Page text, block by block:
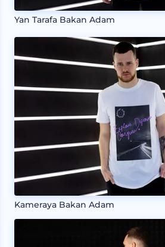
Yan Tarafa Bakan Adam
Kameraya Bakan Adam